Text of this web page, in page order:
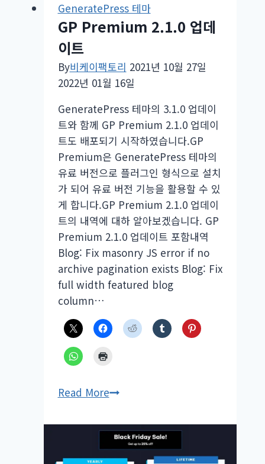
GeneratePress 테마
GP Premium 2.1.0 업데
이트
By비케이팩토리 2021년 10월 27일
2022년 01월 16일
GeneratePress 테마의 3.1.0 업데이
트와 함께 GP Premium 2.1.0 업데이
트도 배포되기 시작하였습니다.GP
Premium은 GeneratePress 테마의
유료 버전으로 플러그인 형식으로 설치
가 되어 유료 버전 기능을 활용할 수 있
게 합니다.GP Premium 2.1.0 업데이
트의 내역에 대하 알아보겠습니다. GP
Premium 2.1.0 업데이트 포함내역
Blog: Fix masonry JS error if no
archive pagination exists Blog: Fix
full width featured blog
column…
Read MoreGP
2.1.0
업
데